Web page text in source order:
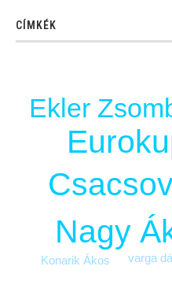
CÍMKÉK
Nagy
Ekler
Konarik Ákos varga